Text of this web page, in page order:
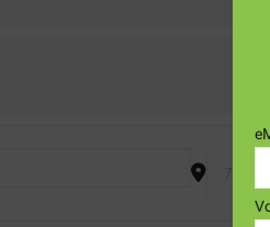
Fit und Gesund) [tOAyeatTR]